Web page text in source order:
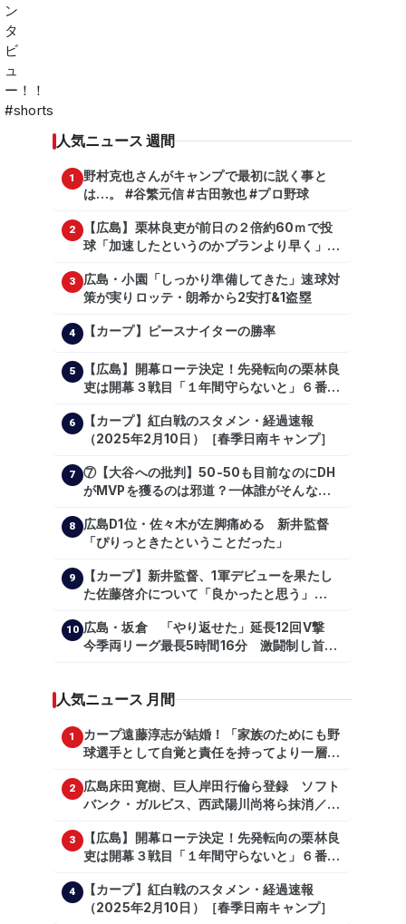
人気ニュース 週間
1
野村克也さんがキャンプで最初に説く事と
は…。 #谷繁元信 #古田敦也 #プロ野球
2
【広島】栗林良吏が前日の２倍約60ｍで投
球「加速したというのかプランより早く」自
3
広島・小園「しっかり準備してきた」速球対
策が実りロッテ・朗希から2安打&1盗塁
4 【カープ】ピースナイターの勝率
5
【広島】開幕ローテ決定！先発転向の栗林良
吏は開幕３戦目「１年間守らないと」６番手
6
【カープ】紅白戦のスタメン・経過速報
（2025年2月10日）［春季日南キャンプ］
7
⑦【大谷への批判】50-50も目前なのにDH
がMVPを獲るのは邪道？一体誰がそんな事
【shoheiohtani】【池田親興】【高橋慶
彦】【広島東洋カープ】【プロ野球】
8
広島D1位・佐々木が左脚痛める 新井監督
「ぴりっときたということだった」
9
【カープ】新井監督、1軍デビューを果たし
た佐藤啓介について「良かったと思う」
10 広島・坂倉 「やり返せた」延長12回V撃
今季両リーグ最長5時間16分 激闘制し首位
人気ニュース 月間
1
カープ遠藤淳志が結婚！「家族のためにも野
球選手として自覚と責任を持ってより一層頑
2
広島床田寛樹、巨人岸田行倫ら登録 ソフト
バンク・ガルビス、西武陽川尚将ら抹消／２
3
【広島】開幕ローテ決定！先発転向の栗林良
吏は開幕３戦目「１年間守らないと」６番手
4
【カープ】紅白戦のスタメン・経過速報
（2025年2月10日）［春季日南キャンプ］